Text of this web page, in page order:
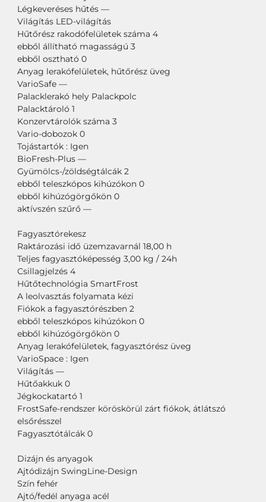
Légkeveréses hűtés —
Világítás LED-világítás
Hűtőrész rakodófelületek száma 4
ebből állítható magasságú 3
ebből osztható 0
Anyag lerakófelületek, hűtőrész üveg
VarioSafe —
Palacklerakó hely Palackpolc
Palacktároló 1
Konzervtárolók száma 3
Vario-dobozok 0
Tojástartók : Igen
BioFresh-Plus —
Gyümölcs-/zöldségtálcák 2
ebből teleszkópos kihúzókon 0
ebből kihúzógörgőkön 0
aktívszén szűrő —
Fagyasztórekesz
Raktározási idő üzemzavarnál 18,00 h
Teljes fagyasztóképesség 3,00 kg / 24h
Csillagjelzés 4
Hűtőtechnológia SmartFrost
A leolvasztás folyamata kézi
Fiókok a fagyasztórészben 2
ebből teleszkópos kihúzókon 0
ebből kihúzógörgőkön 0
Anyag lerakófelületek, fagyasztórész üveg
VarioSpace : Igen
Világítás —
Hűtőakkuk 0
Jégkockatartó 1
FrostSafe-rendszer köröskörül zárt fiókok, átlátszó
elsőrésszel
Fagyasztótálcák 0
Dizájn és anyagok
Ajtódizájn SwingLine-Design
Szín fehér
Ajtó/fedél anyaga acél